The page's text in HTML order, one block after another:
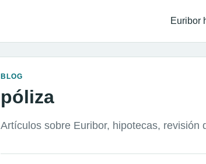
Euribor
BLOG
póliza
Artículos sobre Euribor, hipotecas, revisión